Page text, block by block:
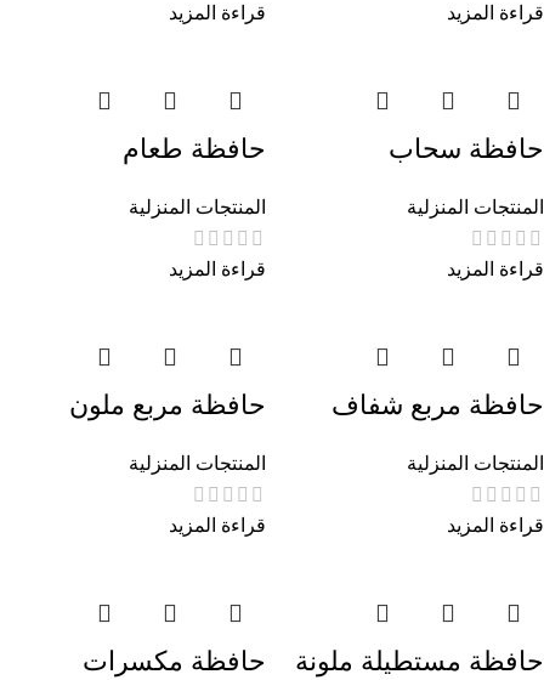
قراءة المزيد قراءة المزيد
حافظة سحاب
المنتجات المنزلية
قراءة المزيد
حافظة طعام
المنتجات المنزلية
قراءة المزيد
حافظة مربع شفاف
المنتجات المنزلية
قراءة المزيد
حافظة مربع ملون
المنتجات المنزلية
قراءة المزيد
حافظة مستطيلة ملونة
حافظة مكسرات